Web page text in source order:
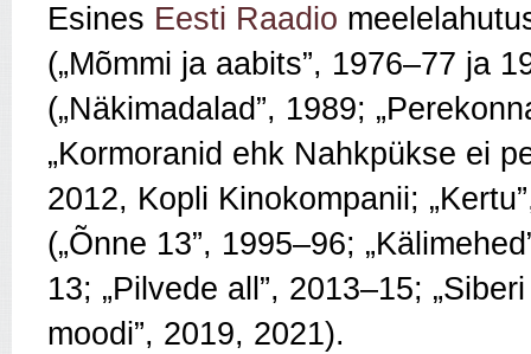
Esines Eesti Raadio
(„Mõmmi ja aabits”, 1976–77 ja
(„Näkimadalad”, 1989;
„Kormoranid ehk Nahkpükse ei
2012, Kopli Kinokompanii;
(„Õnne 13”, 1995–96;
13; „Pilvede all”, 2013–15;
moodi”, 2019, 2021).